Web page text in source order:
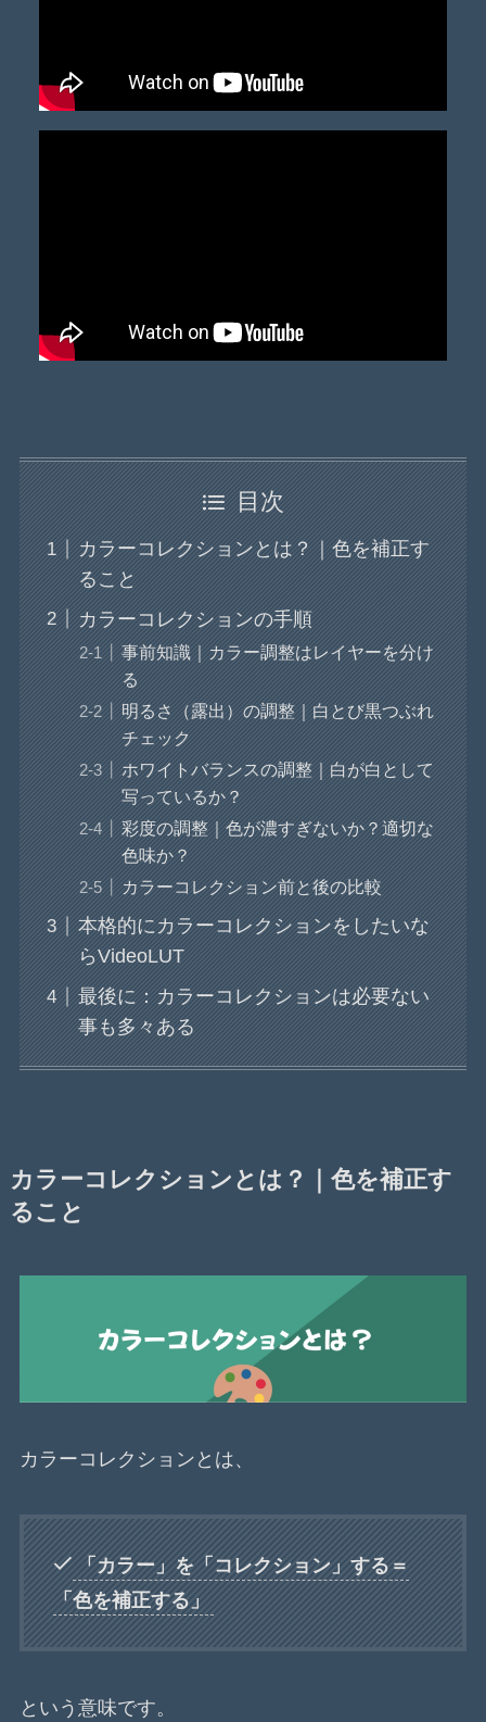
目次
カラーコレクションとは？｜色を補正す
ること
カラーコレクションの手順
事前知識｜カラー調整はレイヤーを分け
る
明るさ（露出）の調整｜白とび黒つぶれ
チェック
ホワイトバランスの調整｜白が白として
写っているか？
彩度の調整｜色が濃すぎないか？適切な
色味か？
カラーコレクション前と後の比較
本格的にカラーコレクションをしたいな
らVideoLUT
最後に：カラーコレクションは必要ない
事も多々ある
カラーコレクションとは？｜色を補正す
ること
カラーコレクションとは、
「カラー」を「コレクション」する＝
「色を補正する」
という意味です。